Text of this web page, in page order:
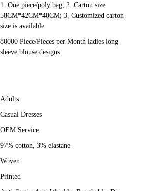
1. One piece/poly bag; 2. Carton size
58CM*42CM*40CM; 3. Customized carton
size is available
80000 Piece/Pieces per Month ladies long
sleeve blouse designs
Adults
Casual Dresses
OEM Service
97% cotton, 3% elastane
Woven
Printed